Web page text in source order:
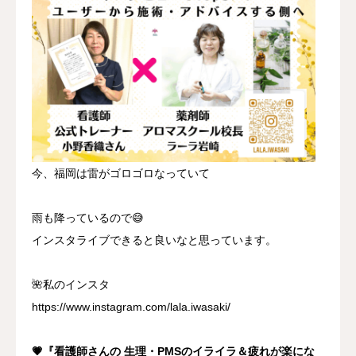
今、福岡は雷がゴロゴロなっていて
雨も降っているので😅
インスタライブできると良いなと思っています。
🌺私のインスタ
https://www.instagram.com/lala.iwasaki/
💗『看護師さんの 生理・PMSのイライラ＆疲れが楽にな